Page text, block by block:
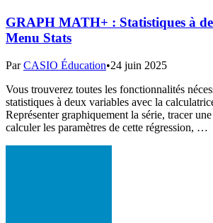
GRAPH MATH+ : Statistiques à
Menu Stats
ParCASIO Éducation•24 juin 2025
Vous trouverez toutes les fonctionnalités
statistiques à deux variables avec la
Représenter graphiquement la série, tracer
calculer les paramètres de cette régression, …